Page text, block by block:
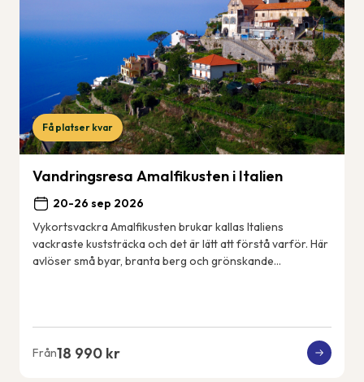
Få platser kvar
Vandringsresa Amalfikusten i Italien
20-26 sep 2026
Vykortsvackra Amalfikusten brukar kallas Italiens
vackraste kuststräcka och det är lätt att förstå varför. Här
avlöser små byar, branta berg och grönskande
Från18 990 kr